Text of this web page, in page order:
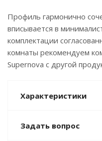
Профиль гармонично
вписывается в
комплектации
комнаты рекомендуем
Supernova с другой
Характеристики
Задать вопрос